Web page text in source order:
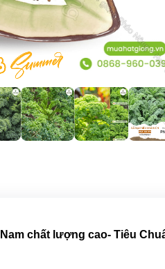
chất lượng cao- Tiêu